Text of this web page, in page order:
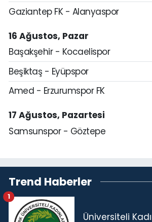
Gaziantep FK - Alanyaspor
16 Ağustos, Pazar
Başakşehir - Kocaelispor
Beşiktaş - Eyüpspor
Amed - Erzurumspor FK
17 Ağustos, Pazartesi
Samsunspor - Göztepe
Trend Haberler
Üniversiteli
1